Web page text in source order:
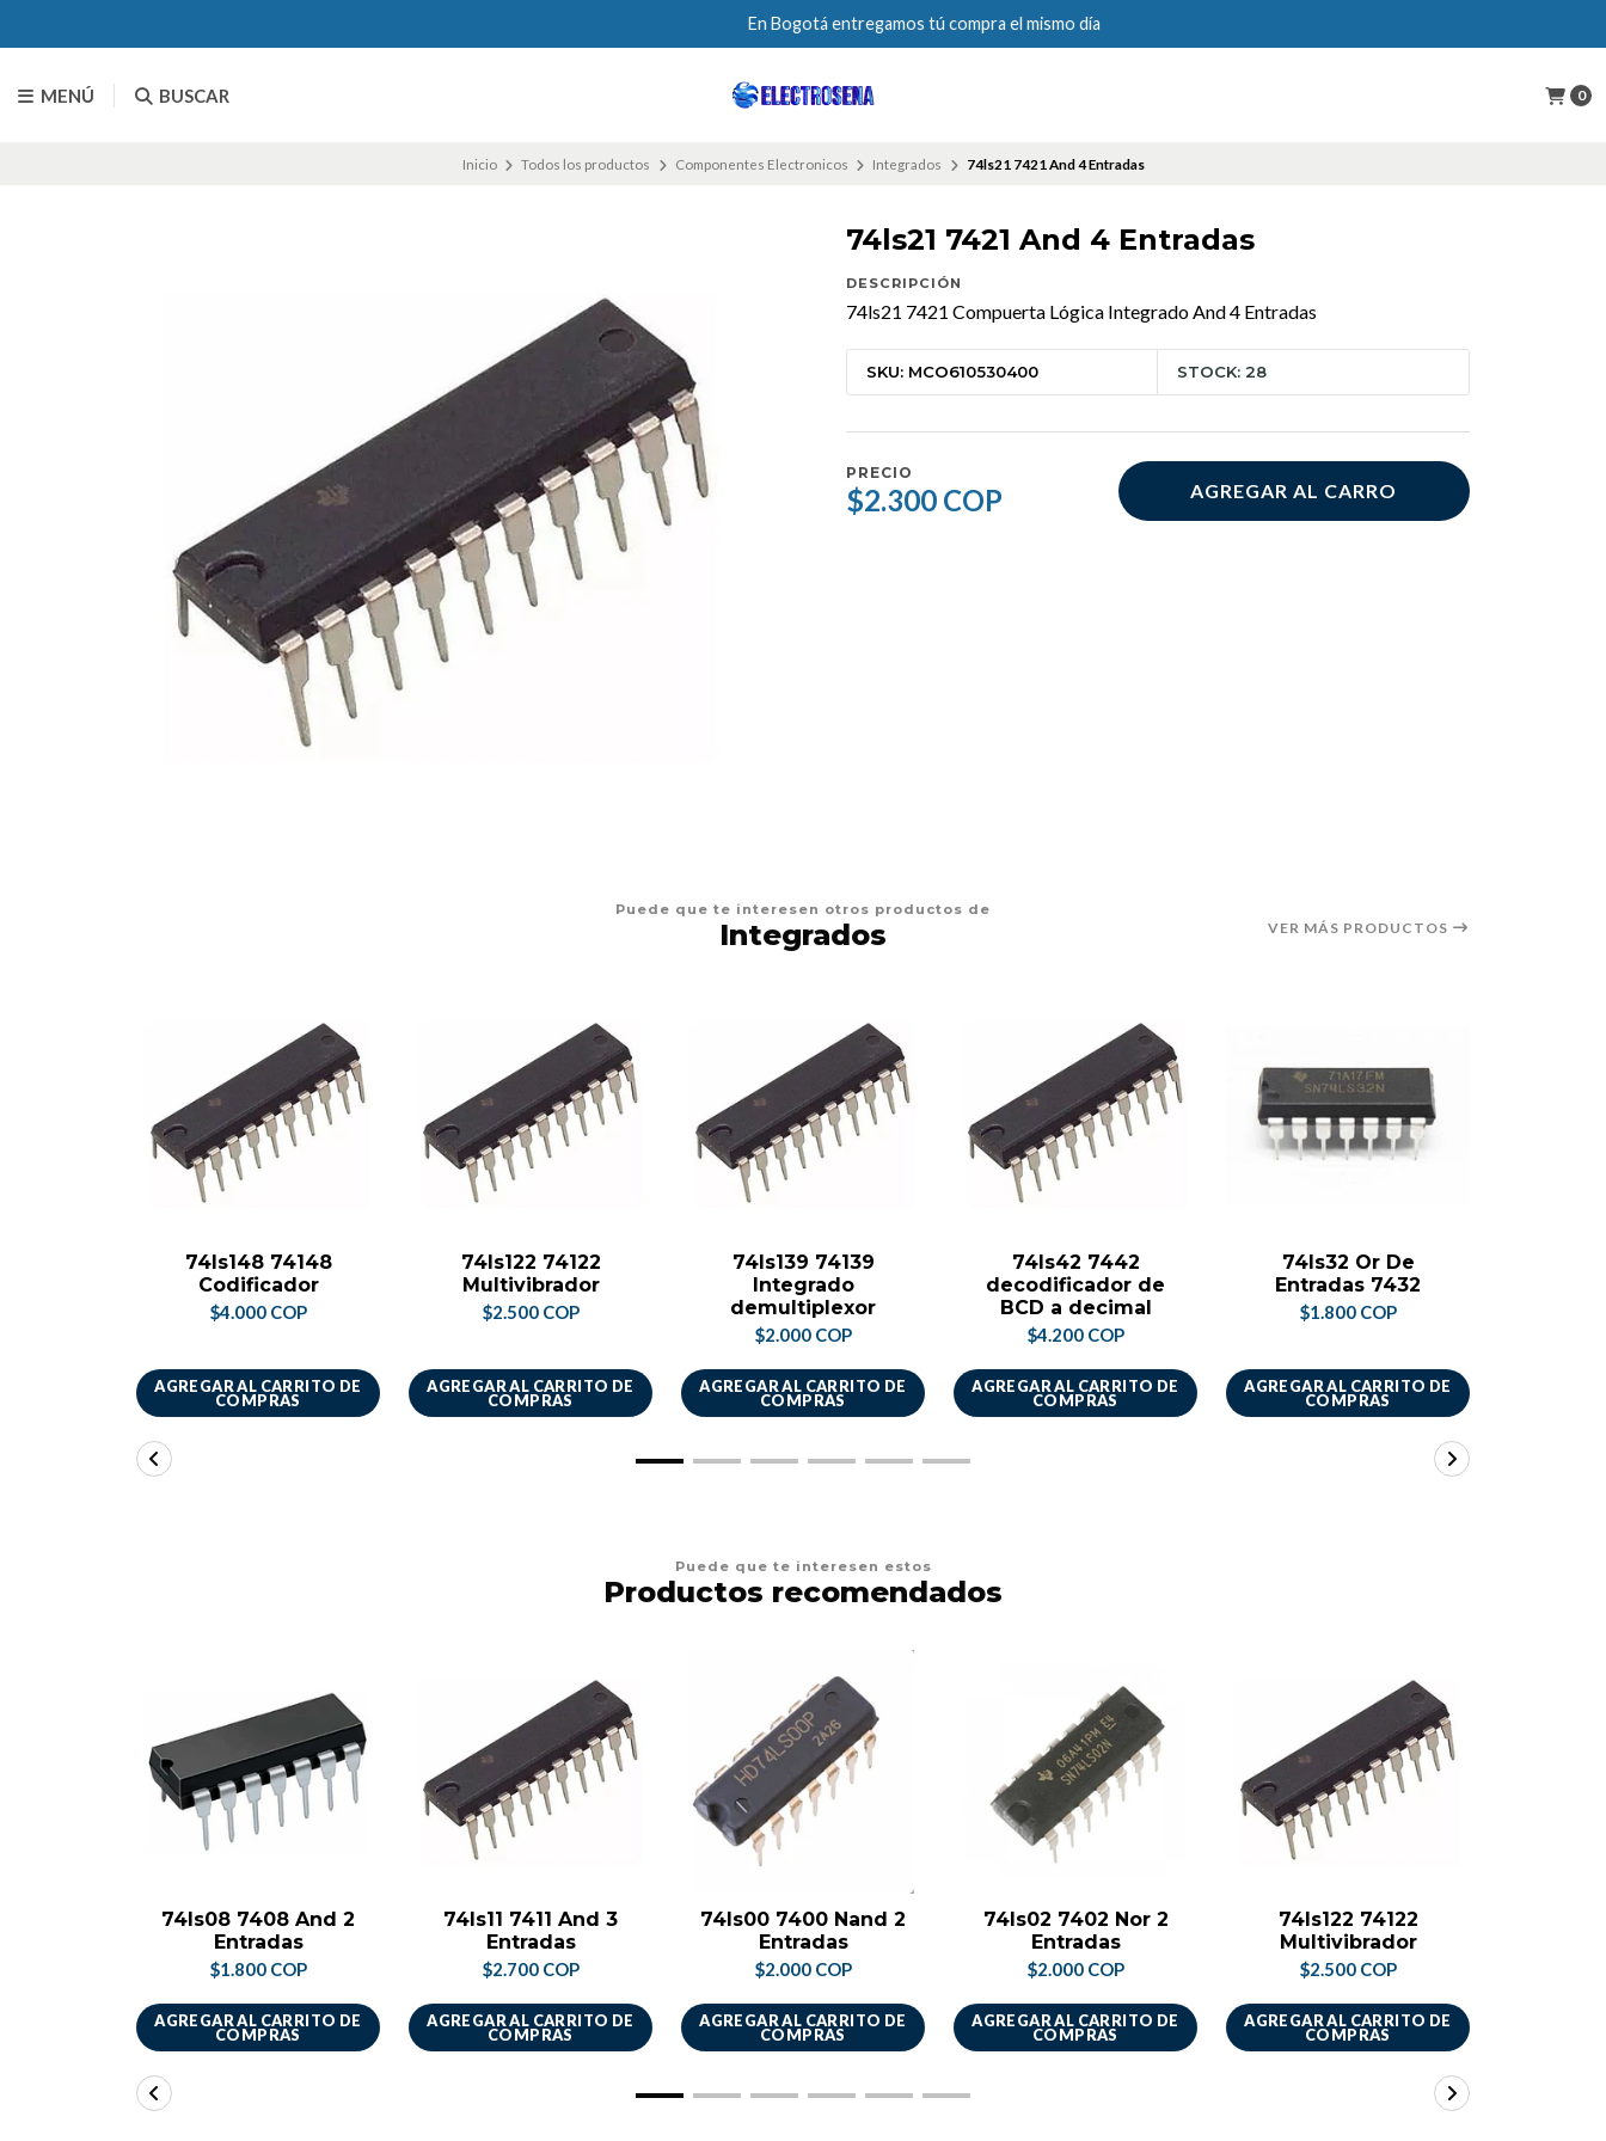
MENÚ BUSCAR 0
En Bogotá entregamos tú compra el mismo día
Inicio Todos los productos Componentes Electronicos Integrados 74ls21 7421 And 4 Entradas
74ls21 7421 And 4 Entradas
DESCRIPCIÓN
74ls21 7421 Compuerta Lógica Integrado And 4 Entradas
SKU: MCO610530400 STOCK: 28
PRECIO
$2.300 COP AGREGAR AL CARRO
Puede que te interesen otros productos de
Integrados VER MÁS PRODUCTOS
74ls148 74148
Codificador
$4.000 COP
AGREGAR AL CARRITO DE
COMPRAS
74ls122 74122
Multivibrador
$2.500 COP
AGREGAR AL CARRITO DE
COMPRAS
74ls139 74139
Integrado
demultiplexor
$2.000 COP
AGREGAR AL CARRITO DE
COMPRAS
74ls42 7442
decodificador de
BCD a decimal
$4.200 COP
AGREGAR AL CARRITO DE
COMPRAS
74ls32 Or De
Entradas 7432
$1.800 COP
AGREGAR AL CARRITO DE
COMPRAS
Puede que te interesen estos
Productos recomendados
74ls08 7408 And 2
Entradas
$1.800 COP
AGREGAR AL CARRITO DE
COMPRAS
74ls11 7411 And 3
Entradas
$2.700 COP
AGREGAR AL CARRITO DE
COMPRAS
74ls00 7400 Nand 2
Entradas
$2.000 COP
AGREGAR AL CARRITO DE
COMPRAS
74ls02 7402 Nor 2
Entradas
$2.000 COP
AGREGAR AL CARRITO DE
COMPRAS
74ls122 74122
Multivibrador
$2.500 COP
AGREGAR AL CARRITO DE
COMPRAS